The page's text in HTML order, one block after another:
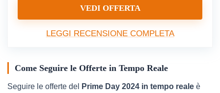
VEDI OFFERTA
LEGGI RECENSIONE COMPLETA
Come Seguire le Offerte in Tempo Reale
Seguire le offerte del Prime Day 2024 in tempo reale è